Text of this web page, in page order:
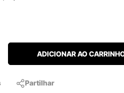
ADICIONAR AO
Partilhar